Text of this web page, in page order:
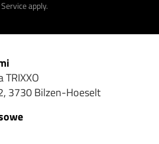
TRIXXO
3730 Bilzen-Hoeselt
apply.